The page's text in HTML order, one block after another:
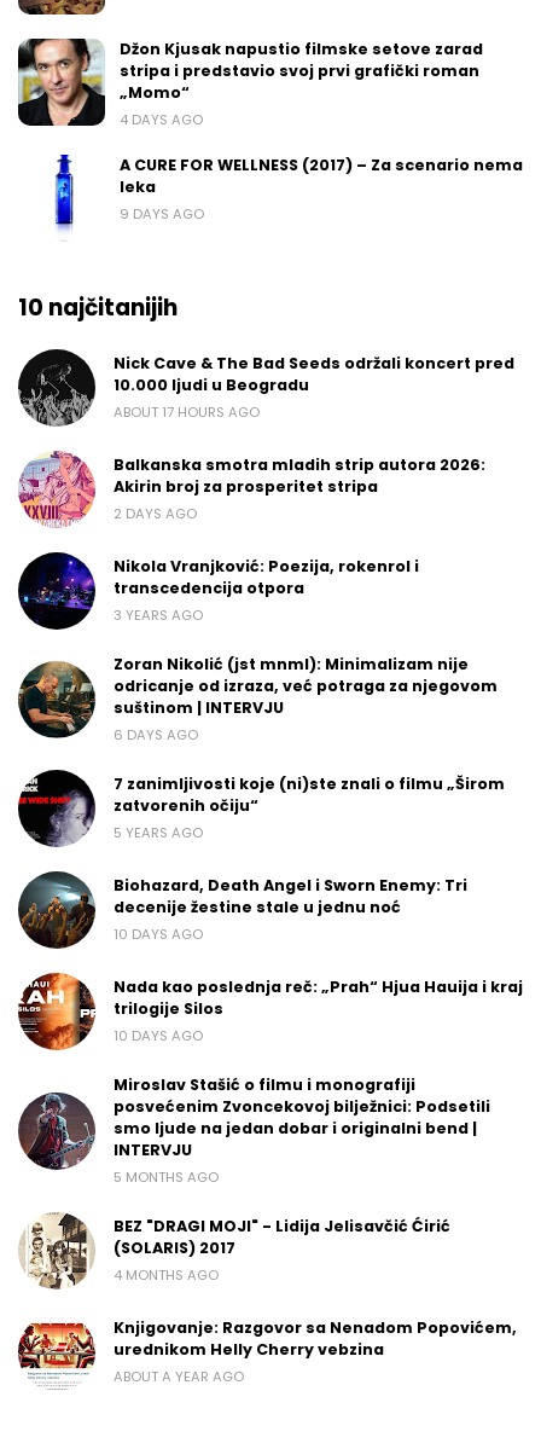
Džon Kjusak napustio filmske setove zarad
stripa i predstavio svoj prvi grafički roman
„Momo“
4 DAYS AGO
A CURE FOR WELLNESS (2017) – Za scenario nema
leka
9 DAYS AGO
10 najčitanijih
Nick Cave & The Bad Seeds održali koncert pred
10.000 ljudi u Beogradu
ABOUT 17 HOURS AGO
Balkanska smotra mladih strip autora 2026:
Akirin broj za prosperitet stripa
2 DAYS AGO
Nikola Vranjković: Poezija, rokenrol i
transcedencija otpora
3 YEARS AGO
Zoran Nikolić (jst mnml): Minimalizam nije
odricanje od izraza, već potraga za njegovom
suštinom | INTERVJU
6 DAYS AGO
7 zanimljivosti koje (ni)ste znali o filmu „Širom
zatvorenih očiju“
5 YEARS AGO
Biohazard, Death Angel i Sworn Enemy: Tri
decenije žestine stale u jednu noć
10 DAYS AGO
Nada kao poslednja reč: „Prah“ Hjua Hauija i kraj
trilogije Silos
10 DAYS AGO
Miroslav Stašić o filmu i monografiji
posvećenim Zvoncekovoj bilježnici: Podsetili
smo ljude na jedan dobar i originalni bend |
INTERVJU
5 MONTHS AGO
BEZ "DRAGI MOJI" - Lidija Jelisavčić Ćirić
(SOLARIS) 2017
4 MONTHS AGO
Knjigovanje: Razgovor sa Nenadom Popovićem,
urednikom Helly Cherry vebzina
ABOUT A YEAR AGO